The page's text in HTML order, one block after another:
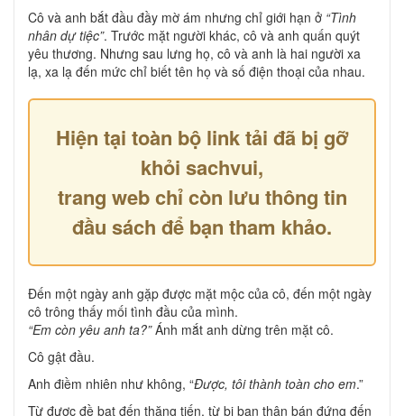
Cô và anh bắt đầu đầy mờ ám nhưng chỉ giới hạn ở “Tình
nhân dự tiệc”. Trước mặt người khác, cô và anh quấn quýt
yêu thương. Nhưng sau lưng họ, cô và anh là hai người xa
lạ, xa lạ đến mức chỉ biết tên họ và số điện thoại của nhau.
Hiện tại toàn bộ link tải đã bị gỡ
khỏi sachvui,
trang web chỉ còn lưu thông tin
đầu sách để bạn tham khảo.
Đến một ngày anh gặp được mặt mộc của cô, đến một ngày
cô trông thấy mối tình đầu của mình.
“Em còn yêu anh ta?”Ánh mắt anh dừng trên mặt cô.
Cô gật đầu.
Anh điềm nhiên như không, “Được, tôi thành toàn cho em.”
Từ được đề bạt đến thăng tiến, từ bị bạn thân bán đứng đến